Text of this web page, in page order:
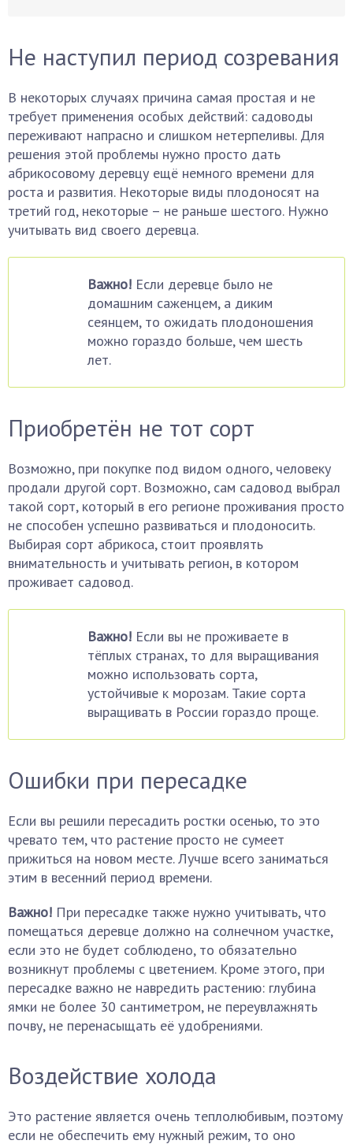
Не наступил период созревания
В некоторых случаях причина самая простая и не
требует применения особых действий: садоводы
переживают напрасно и слишком нетерпеливы. Для
решения этой проблемы нужно просто дать
абрикосовому деревцу ещё немного времени для
роста и развития. Некоторые виды плодоносят на
третий год, некоторые – не раньше шестого. Нужно
учитывать вид своего деревца.
Важно! Если деревце было не
домашним саженцем, а диким
сеянцем, то ожидать плодоношения
можно гораздо больше, чем шесть
лет.
Приобретён не тот сорт
Возможно, при покупке под видом одного, человеку
продали другой сорт. Возможно, сам садовод выбрал
такой сорт, который в его регионе проживания просто
не способен успешно развиваться и плодоносить.
Выбирая сорт абрикоса, стоит проявлять
внимательность и учитывать регион, в котором
проживает садовод.
Важно! Если вы не проживаете в
тёплых странах, то для выращивания
можно использовать сорта,
устойчивые к морозам. Такие сорта
выращивать в России гораздо проще.
Ошибки при пересадке
Если вы решили пересадить ростки осенью, то это
чревато тем, что растение просто не сумеет
прижиться на новом месте. Лучше всего заниматься
этим в весенний период времени.
Важно! При пересадке также нужно учитывать, что
помещаться деревце должно на солнечном участке,
если это не будет соблюдено, то обязательно
возникнут проблемы с цветением. Кроме этого, при
пересадке важно не навредить растению: глубина
ямки не более 30 сантиметром, не переувлажнять
почву, не перенасыщать её удобрениями.
Воздействие холода
Это растение является очень теплолюбивым, поэтому
если не обеспечить ему нужный режим, то оно